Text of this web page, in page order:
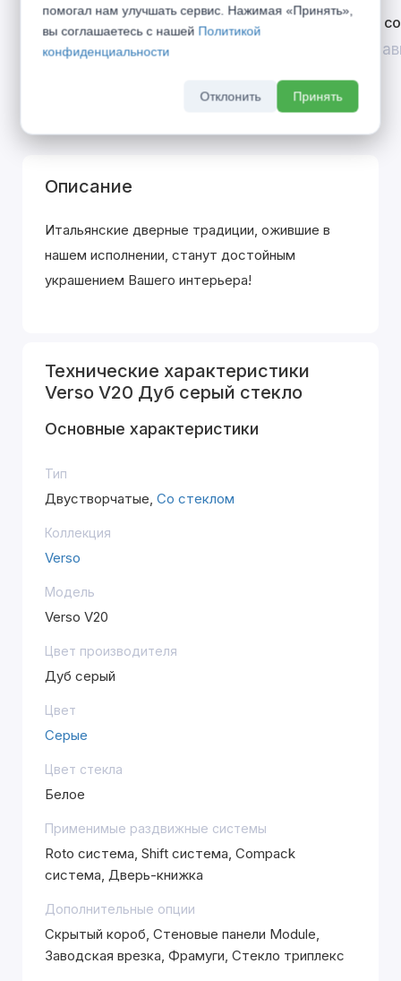
Открой двери выгоде. Дополнительная
скидка 10% на межкомнатные двери при
Divilux
До 31
Описание
Итальянские дверные традиции, ожившие в
нашем исполнении, станут достойным
украшением Вашего интерьера!
Технические характеристики
Verso V20 Дуб серый стекло
Основные характеристики
Тип
Двустворчатые, Со стеклом
Коллекция
Verso
Модель
Verso V20
Цвет производителя
Дуб серый
Цвет
Серые
Цвет стекла
Белое
Применимые раздвижные системы
Roto система, Shift система, Compack
система, Дверь-книжка
Дополнительные опции
Скрытый короб, Стеновые панели Module,
Заводская врезка, Фрамуги, Стекло триплекс
помогал нам улучшать сервис. Нажимая «Принять»,
вы соглашаетесь с нашей Политикой
конфиденциальности
Отклонить Принять